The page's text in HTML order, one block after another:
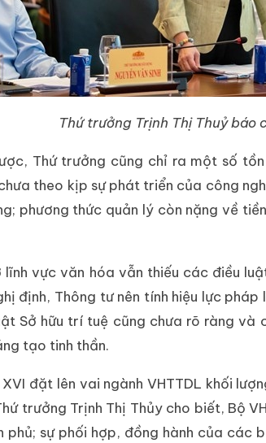
Thứ trưởng Trịnh Thị Thuỷ báo
Thứ trưởng cũng chỉ ra một số
theo kịp sự phát triển của công
phương thức quản lý còn nặng về
lĩnh vực văn hóa vẫn thiếu các điều
định, Thông tư nên tính hiệu lực
Sở hữu trí tuệ cũng chưa rõ ràng và
tạo tinh thần.
đặt lên vai ngành VHTTDL khối
trưởng Trịnh Thị Thủy cho biết, Bộ
phủ; sự phối hợp, đồng hành của